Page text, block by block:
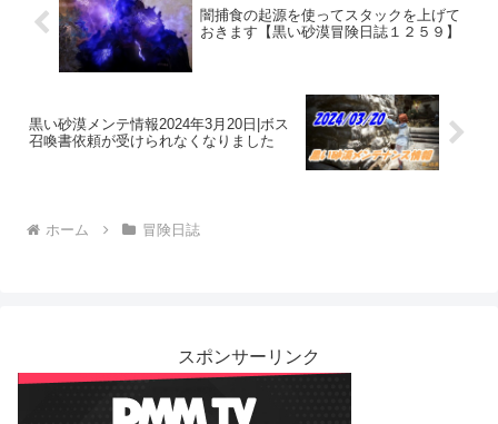
闇捕食の起源を使ってスタックを上げて
おきます【黒い砂漠冒険日誌１２５９】
黒い砂漠メンテ情報2024年3月20日|ボス
召喚書依頼が受けられなくなりました
ホーム 冒険日誌
スポンサーリンク